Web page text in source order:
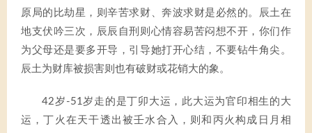
原局的比劫星，则辛苦求财、奔波求财是必然的。辰土在
地支伏吟三次，辰辰自刑则心情容易苦闷想不开，你们作
为父母还是要多开导，引导她打开心结，不要钻牛角尖。
辰土为财库被损害则也有破财或花销大的象。
42岁-51岁走的是丁卯大运，此大运为官印相生的大
运，丁火在天干透出被壬水合入，则和丙火构成日月相